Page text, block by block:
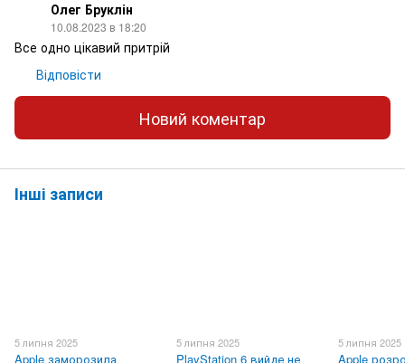
Олег Бруклін
10.08.2023 в 18:20
Все одно цікавий притрій
Відповісти
Новий коментар
Інші записи
5 липня 2025
Apple заморозила
5 липня 2025
PlayStation 6 вийде не
5 липня 2025
Apple